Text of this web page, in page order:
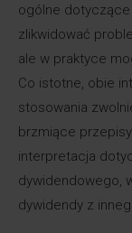
ogólne dotyczące
zlikwidować
ale w praktyce
Co istotne, obie
stosowania
brzmiące
interpretacja
dywidendowego,
dywidendy z